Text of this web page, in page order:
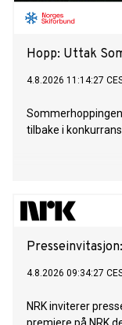
Hopp: Uttak
4.8.2026 11:14:27
tilbake i
4.8.2026 09:34:27
NRK inviterer